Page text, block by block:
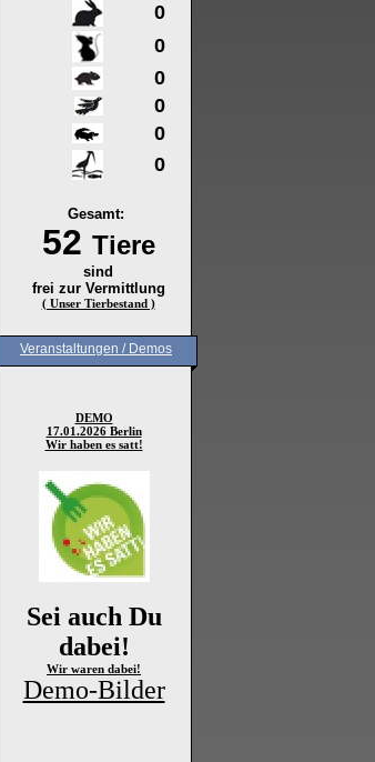
0
0
0
0
0
0
Gesamt:
52 Tiere
sind
frei zur Vermittlung
( Unser Tierbestand )
Veranstaltungen / Demos
DEMO
17.01.2026 Berlin
Wir haben es satt!
Sei auch Du
dabei!
Wir waren dabei!
Demo-Bilder